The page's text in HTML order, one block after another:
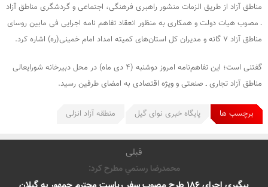
مناطق آزاد از طریق الزمات منشور راهبری فرهنگی، اجتماعی و گردشگری مناطق آزاد
ـ مصوب هیات دولت و همکاری به منظور انعقاد تفاهم نامه اجرایی فی مابین روسای
مناطق آزاد ۷ گانه و مدیران کل استان‌های کمیته امداد امام خمینی(ره) اشاره کرد.
گفتنی است؛ این تفاهم‌نامه امروز دوشنبه (۴ دی ماه) در محل دبیرخانه شورایعالی
مناطق آزاد تجاری ـ صنعتی و ویژه اقتصادی به امضای طرفین رسید.
برچسب ها پایگاه خبری نوای گیل منطقه آزاد انزلی
قبلی
محمدرضا رستمي مطرح كرد: